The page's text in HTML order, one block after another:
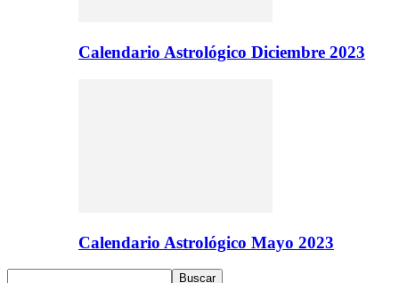
Calendario Astrológico Diciembre 2023
Calendario Astrológico Mayo 2023